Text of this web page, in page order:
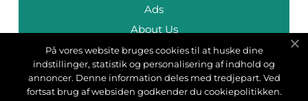
Ads
About Us
Cookies
Contact
Sitemap
På vores website bruges cookies til at huske dine
indstillinger, statistik og personalisering af indhold og
annoncer. Denne information deles med tredjepart. Ved
fortsat brug af websiden godkender du cookiepolitikken.